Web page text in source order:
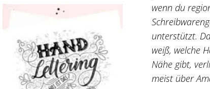
wenn du
unterstützt.
weiß, welche
Nähe gibt,
meist über